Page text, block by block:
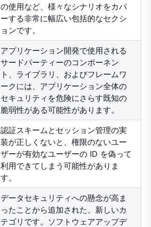
の使用など、様々なシナリオをカバ
ーする非常に幅広い包括的なセクシ
ョンです。
アプリケーション開発で使用される
サードパーティーのコンポーネン
ト、ライブラリ、およびフレームワ
ークには、アプリケーション全体の
セキュリティを危険にさらす既知の
脆弱性がある可能性があります。
認証スキームとセッション管理の実
装が正しくないと、権限のないユー
ザーが有効なユーザーの ID を偽って
利用できてしまう可能性がありま
す。
データセキュリティへの懸念が高ま
ったことから追加された、新しいカ
テゴリです。ソフトウェアアップデ